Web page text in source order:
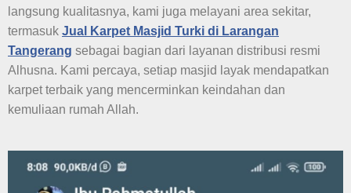
langsung kualitasnya, kami juga melayani area sekitar,
termasuk Jual Karpet Masjid Turki di Larangan
Tangerang sebagai bagian dari layanan distribusi resmi
Alhusna. Kami percaya, setiap masjid layak mendapatkan
karpet terbaik yang mencerminkan keindahan dan
kemuliaan rumah Allah.